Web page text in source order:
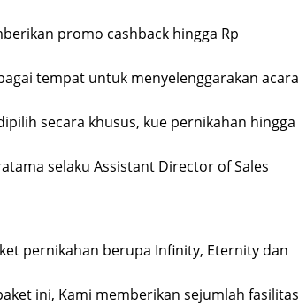
promo cashback hingga Rp
tempat untuk menyelenggarakan acara
secara khusus, kue pernikahan hingga
selaku Assistant Director of Sales
pernikahan berupa Infinity, Eternity dan
ini, Kami memberikan sejumlah fasilitas